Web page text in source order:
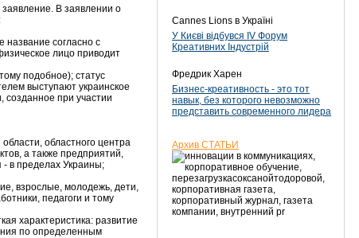
В заявлении о
название согласно с
лицо приводит
подобное); статус
выступают украинское
при участии
областного центра
а также предприятий,
- в пределах Украины;
взрослые, молодежь, дети,
педагоги и тому
характеристика: развитие
по определенным
Cannes Lions в Україні
У Києві відбувся IV Форум
Креативних Індустрій
Фредрик Харен
Бизнес-креативность - это тот
навык, без которого невозможно
представить современного лидера
Архив СТАТЬИ